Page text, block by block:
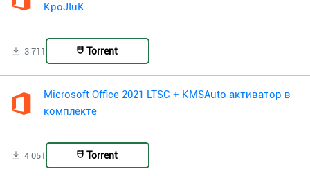
KpoJIuK
3 711 Torrent
Microsoft Office 2021 LTSC + KMSAuto активатор в
комплекте
4 051 Torrent